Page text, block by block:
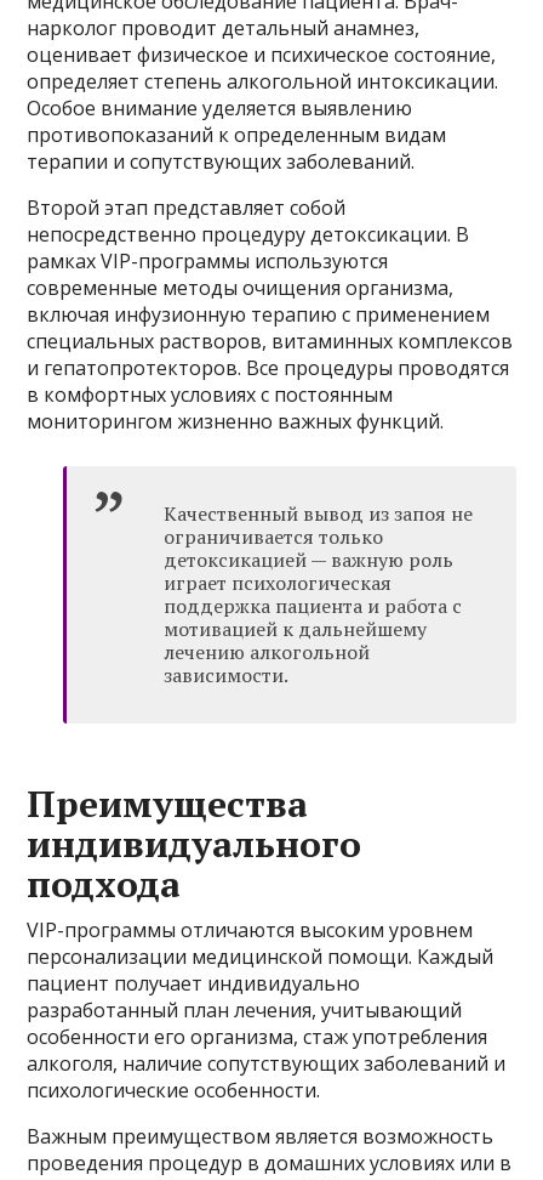
нарколог проводит детальный анамнез,
оценивает физическое и психическое состояние,
определяет степень алкогольной интоксикации.
Особое внимание уделяется выявлению
противопоказаний к определенным видам
терапии и сопутствующих заболеваний.
Второй этап представляет собой
непосредственно процедуру детоксикации. В
рамках VIP-программы используются
современные методы очищения организма,
включая инфузионную терапию с применением
специальных растворов, витаминных комплексов
и гепатопротекторов. Все процедуры проводятся
в комфортных условиях с постоянным
мониторингом жизненно важных функций.
Качественный вывод из запоя не
ограничивается только
детоксикацией — важную роль
играет психологическая
поддержка пациента и работа с
мотивацией к дальнейшему
лечению алкогольной
зависимости.
Преимущества
индивидуального
подхода
VIP-программы отличаются высоким уровнем
персонализации медицинской помощи. Каждый
пациент получает индивидуально
разработанный план лечения, учитывающий
особенности его организма, стаж употребления
алкоголя, наличие сопутствующих заболеваний и
психологические особенности.
Важным преимуществом является возможность
проведения процедур в домашних условиях или в